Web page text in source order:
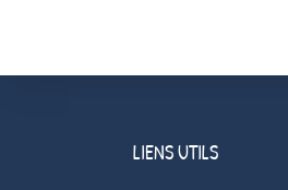
LIENS UTILS